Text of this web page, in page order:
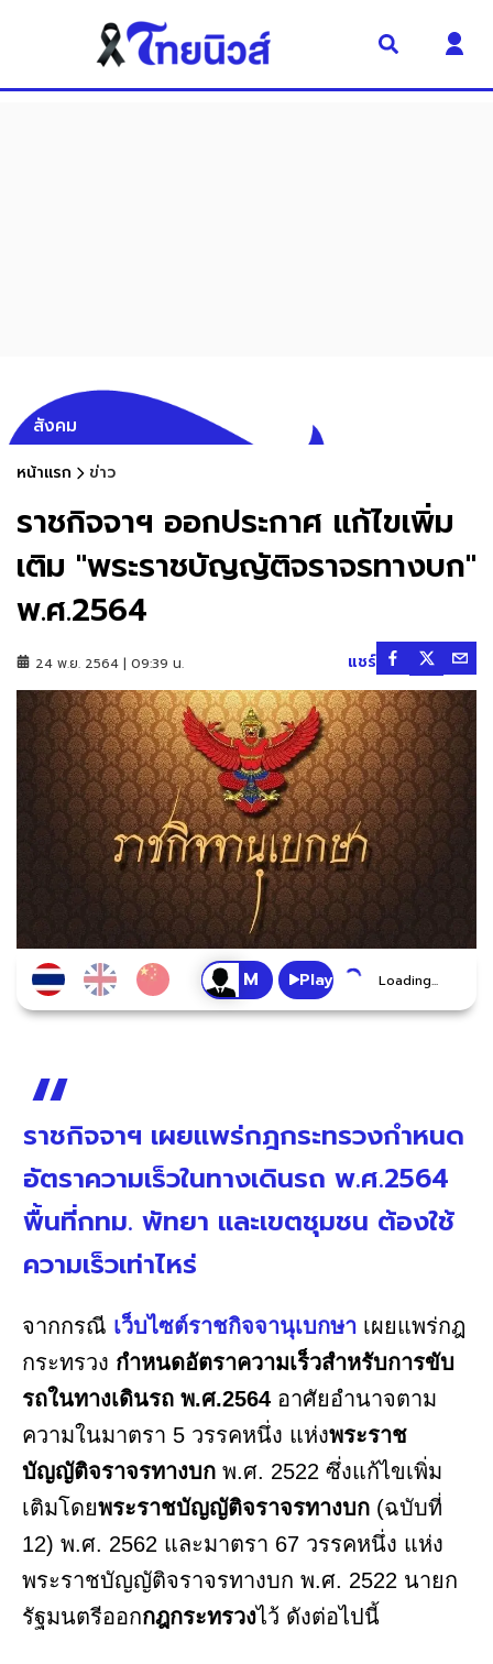
สังคม
หน้าแรก ข่าว
ราชกิจจาฯ ออกประกาศ แก้ไขเพิ่ม
เติม "พระราชบัญญัติจราจรทางบก"
พ.ศ.2564
24 พ.ย. 2564 | 09:39 น. แชร์
Play Loading...
ราชกิจจาฯ เผยแพร่กฎกระทรวงกำหนด
อัตราความเร็วในทางเดินรถ พ.ศ.2564
พื้นที่กทม. พัทยา และเขตชุมชน ต้องใช้
ความเร็วเท่าไหร่
จากกรณี เว็บไซต์ราชกิจจานุเบกษา เผยแพร่กฎ
กระทรวง กำหนดอัตราความเร็วสำหรับการขับ
รถในทางเดินรถ พ.ศ.2564 อาศัยอำนาจตาม
ความในมาตรา 5 วรรคหนึ่ง แห่งพระราช
บัญญัติจราจรทางบก พ.ศ. 2522 ซึ่งแก้ไขเพิ่ม
เติมโดยพระราชบัญญัติจราจรทางบก (ฉบับที่
12) พ.ศ. 2562 และมาตรา 67 วรรคหนึ่ง แห่ง
พระราชบัญญัติจราจรทางบก พ.ศ. 2522 นายก
รัฐมนตรีออกกฎกระทรวงไว้ ดังต่อไปนี้